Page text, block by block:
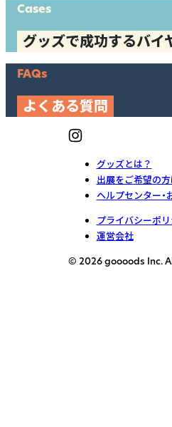
Cases
グッズで成功するバイ
FAQs
よくある質問
グッズとは？
出展をご希望の
ヘルプセンター・
プライバシーポ
運営会社
© 2026 goooods Inc.